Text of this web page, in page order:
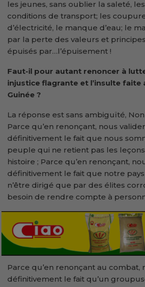
les jeunes, sans oublier la saleté,
conditions de transport; les
d’électricité, le manque d’eau; le
par la perte des valeurs et
épuisés par…l’épuisement !
Faut-il pour autant renoncer à
injustice flagrante et l’insulte faite
Guinée ?
La réponse est sans ambiguïté,
Parce qu’en renonçant, nous
définitivement le fait que nous
peuple qui ne retient pas les
histoire ; Parce qu’en renonçant,
définitivement le fait que notre pays
n’être dirigé que par des élites
besoin de rendre compte à
Parce qu’en renonçant au combat,
définitivement le fait qu’un